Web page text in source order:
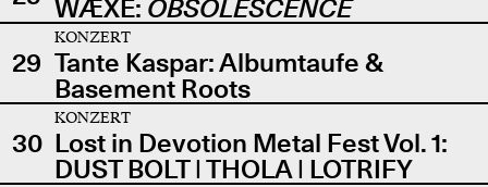
WÆXE: OBSOLESCENCE
29
KONZERT
Tante Kaspar: Albumtaufe &
Basement Roots
30
KONZERT
Lost in Devotion Metal Fest Vol. 1:
DUST BOLT | THOLA | LOTRIFY